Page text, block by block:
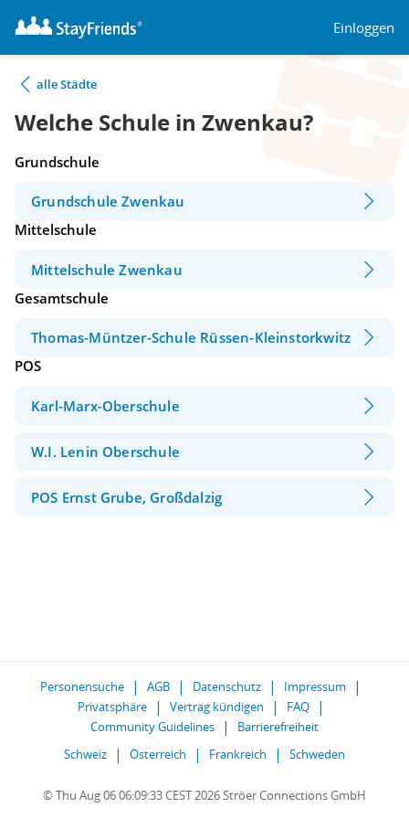
Einloggen
alle Städte
Welche Schule in Zwenkau?
Grundschule
Grundschule Zwenkau
Mittelschule
Mittelschule Zwenkau
Gesamtschule
Thomas-Müntzer-Schule Rüssen-Kleinstorkwitz
POS
Karl-Marx-Oberschule
W.I. Lenin Oberschule
POS Ernst Grube, Großdalzig
Personensuche AGB Datenschutz
Impressum
Privatsphäre
Vertrag kündigen
FAQ
Community Guidelines
Barrierefreiheit
Schweiz
Österreich Frankreich Schweden
© Thu Aug 06 06:09:33 CEST 2026 Ströer Connections GmbH